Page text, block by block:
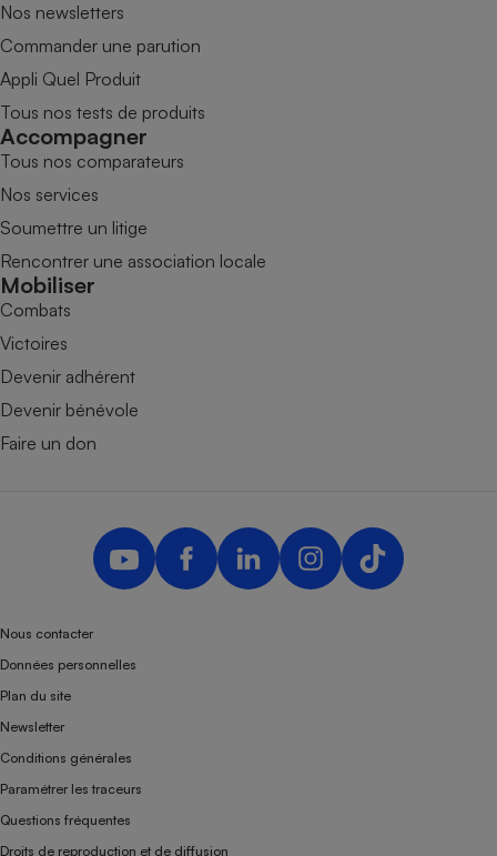
Nos newsletters
Commander une parution
Appli Quel Produit
Tous nos tests de produits
Accompagner
Tous nos comparateurs
Nos services
Soumettre un litige
Rencontrer une association locale
Mobiliser
Combats
Victoires
Devenir adhérent
Devenir bénévole
Faire un don
Nous contacter
Données personnelles
Plan du site
Newsletter
Conditions générales
Paramétrer les traceurs
Questions fréquentes
Droits de reproduction et de diffusion